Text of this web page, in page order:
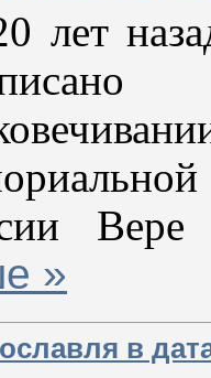
лет
Вере
»
в